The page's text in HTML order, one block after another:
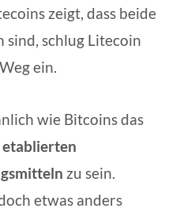
zeigt, dass beide
sind, schlug Litecoin
ein.
wie Bitcoins das
zu sein.
etwas anders